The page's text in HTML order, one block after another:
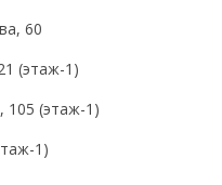
60
(этаж-1)
105 (этаж-1)
1)